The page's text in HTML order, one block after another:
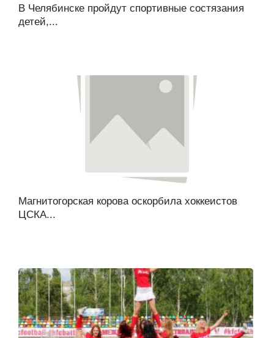
В Челябинске пройдут спортивные состязания
детей,...
Магнитогорская корова оскорбила хоккеистов
ЦСКА...